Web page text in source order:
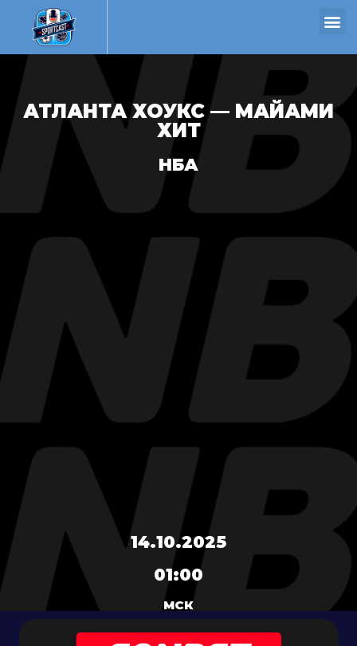
АТЛАНТА ХОУКС — МАЙАМИ
ХИТ
НБА
14.10.2025
01:00
МСК